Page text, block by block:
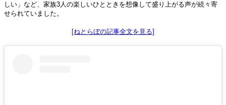
しい」など、家族3人の楽しいひとときを想像して盛り上がる声が続々寄
せられていました。
[ねとらぼの記事全文を見る]